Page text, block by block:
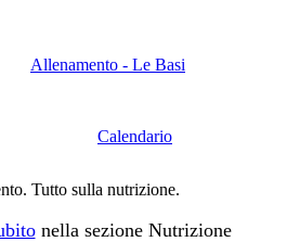
Allenamento - Le Basi
Calendario
Tutto sulla nutrizione.
nella sezione Nutrizione